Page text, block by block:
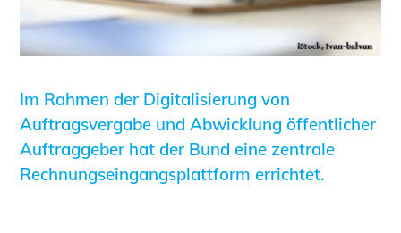
Fortbildung/Seminare
Informationen für Ingenieurinnen
Recht
Planungswettbewerbe
Publikationen
Stellenbörse
Im Rahmen der Digitalisierung von
Auftragsvergabe und Abwicklung öffentlicher
Auftraggeber hat der Bund eine zentrale
Rechnungseingangsplattform errichtet.